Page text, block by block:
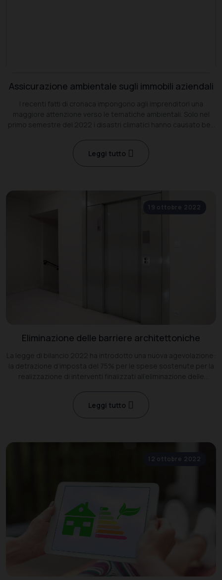
Assicurazione ambientale sugli immobili aziendali
I recenti fatti di cronaca impongono agli imprenditori una
maggiore attenzione verso le tematiche ambientali. Solo nel
primo semestre del 2022 i disastri climatici hanno causato ben
Leggi tutto
19 ottobre 2022
Eliminazione delle barriere architettoniche
La legge di bilancio 2022 ha introdotto una nuova agevolazione:
la detrazione d’imposta del 75% per le spese sostenute per la
realizzazione di interventi finalizzati all’eliminazione delle
Leggi tutto
12 ottobre 2022